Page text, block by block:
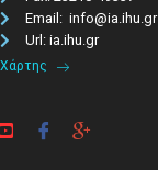
Email: info@ia.ihu.gr
Url: ia.ihu.gr
Χάρτης